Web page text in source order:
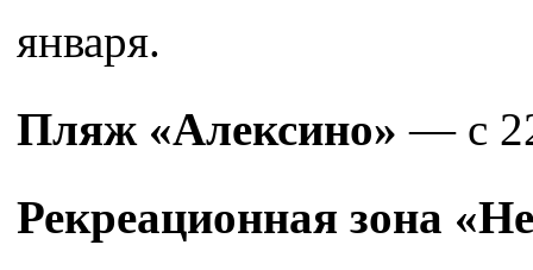
января.
Пляж «Алексино» — с
Рекреационная зона